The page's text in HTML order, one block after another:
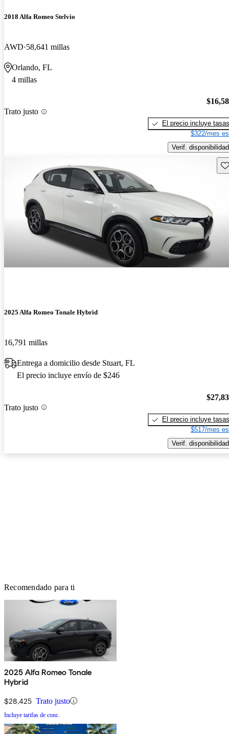
2018 Alfa Romeo Stelvio
AWD 58,641 millas
Orlando, FL
4 millas
Trato justo
El precio incluye tasas
$322/mes
Verif. disponibilidad
2025 Alfa Romeo Tonale Hybrid
16,791 millas
Entrega a domicilio desde Stuart, FL
El precio incluye envío de $246
Trato justo
El precio incluye tasas
$517/mes
Verif. disponibilidad
Recomendado para ti
2025 Alfa Romeo Tonale
Hybrid
$28,425 Trato justo
Incluye tarifas de conc.